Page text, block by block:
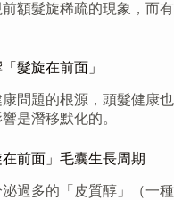
額髮旋稀疏的現象，而有
髮旋在前面」
問題的根源，頭髮健康也
是潛移默化的。
前面」毛囊生長周期
過多的「皮質醇」（一種